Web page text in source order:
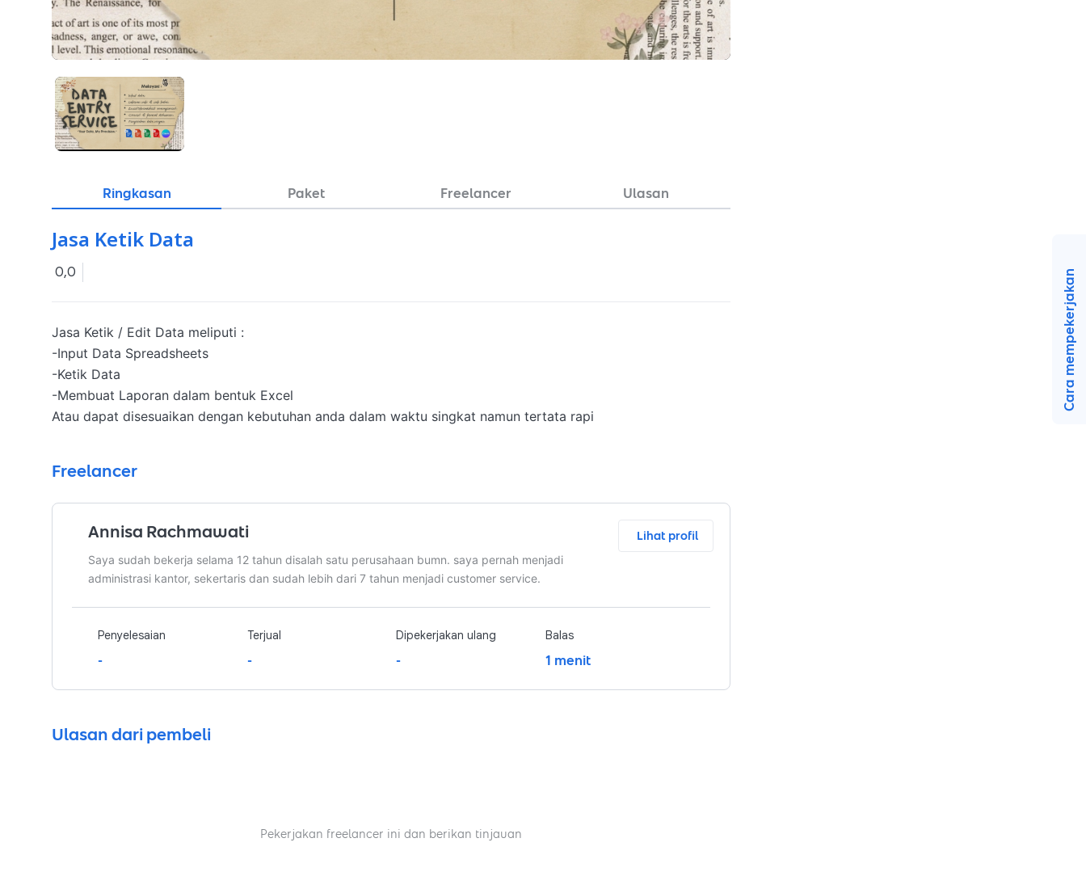
Ringkasan Paket Freelancer Ulasan
Jasa Ketik Data
0,0
Jasa Ketik / Edit Data meliputi :
-Input Data Spreadsheets
-Ketik Data
-Membuat Laporan dalam bentuk Excel
Atau dapat disesuaikan dengan kebutuhan anda dalam waktu singkat namun tertata rapi
Freelancer
Annisa Rachmawati
Saya sudah bekerja selama 12 tahun disalah satu perusahaan bumn. saya pernah menjadi
administrasi kantor, sekertaris dan sudah lebih dari 7 tahun menjadi customer service.
Lihat profil
Penyelesaian
-
Terjual
-
Dipekerjakan ulang
-
Balas
1 menit
Ulasan dari pembeli
Pekerjakan freelancer ini dan berikan tinjauan
Cara mempekerjakan